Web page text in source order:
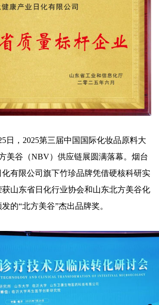
日，2025第三届中国国际化妆品原料大
美谷（NBV）供应链展圆满落幕。烟台
有限公司旗下竹珍品牌凭借硬核科研实
山东省日化行业协会和山东北方美谷化
的“北方美谷”杰出品牌奖。